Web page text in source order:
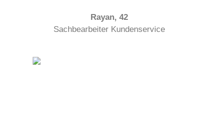
Rayan, 42
Sachbearbeiter Kundenservice